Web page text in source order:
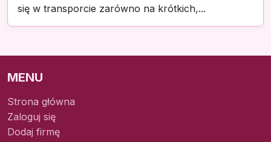
się w transporcie zarówno na krótkich,...
MENU
Strona główna
Zaloguj się
Dodaj firmę